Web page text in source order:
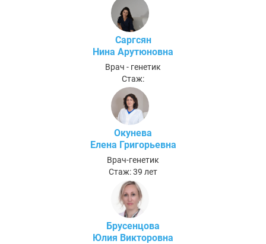
Саргсян
Нина Арутюновна
Врач - генетик
Стаж:
Окунева
Елена Григорьевна
Врач-генетик
Стаж: 39 лет
Брусенцова
Юлия Викторовна